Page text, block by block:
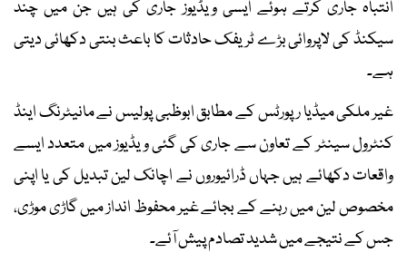
انتباہ جاری کرتے ہوئے ایسی ویڈیوز جاری کی ہیں جن میں چند
سیکنڈ کی لاپروائی بڑے ٹریفک حادثات کا باعث بنتی دکھائی دیتی
ہے۔
غیر ملکی میڈیا رپورٹس کے مطابق ابوظبی پولیس نے مانیٹرنگ اینڈ
کنٹرول سینٹر کے تعاون سے جاری کی گئی ویڈیوز میں متعدد ایسے
واقعات دکھائے ہیں جہاں ڈرائیوروں نے اچانک لین تبدیل کی یا اپنی
مخصوص لین میں رہنے کے بجائے غیر محفوظ انداز میں گاڑی موڑی،
جس کے نتیجے میں شدید تصادم پیش آئے۔